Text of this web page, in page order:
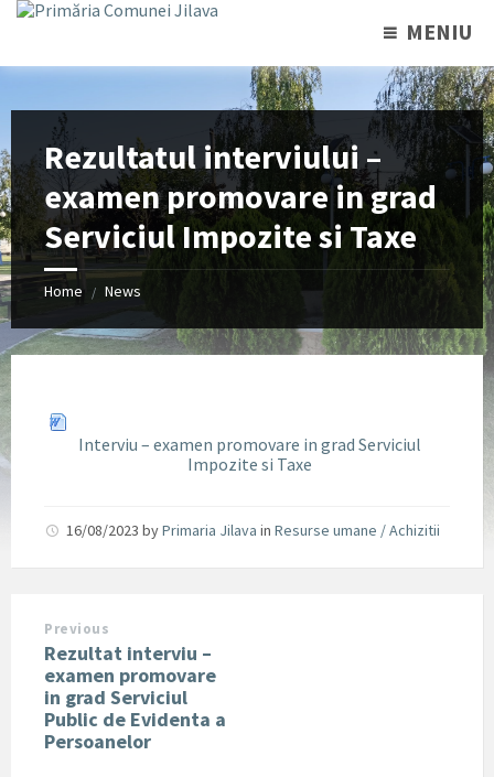
MENIU
Rezultatul interviului –
examen promovare in grad
Serviciul Impozite si Taxe
Home / News
Interviu – examen promovare in grad Serviciul
Impozite si Taxe
16/08/2023 byPrimaria Jilava in Resurse umane / Achizitii
Previous
Rezultat interviu –
examen promovare
in grad Serviciul
Public de Evidenta a
Persoanelor